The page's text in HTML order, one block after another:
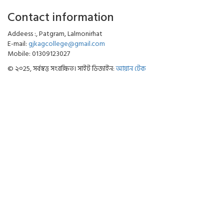
Contact information
Addeess :, Patgram, Lalmonirhat
E-mail:gjkagcollege@gmail.com
Mobile: 01309123027
© ২০25, সর্বস্বত্ত সংরক্ষিত। সাইট ডিজাইন:আয়ান টেক